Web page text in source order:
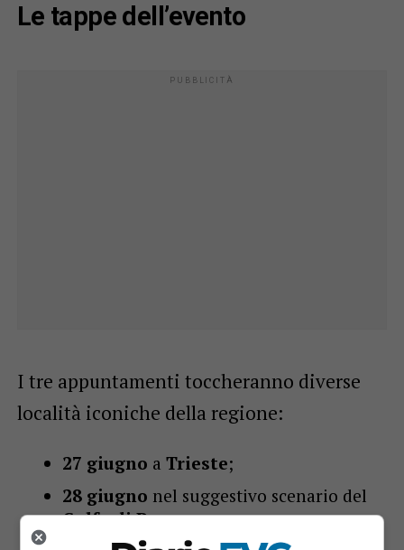
Le tappe dell’evento
I tre appuntamenti toccheranno diverse
località iconiche della regione:
27 giugno a Trieste;
28 giugno nel suggestivo scenario del
Golfo di Panzano;